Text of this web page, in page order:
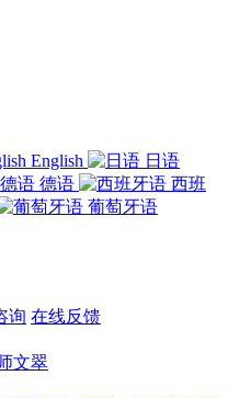
English
日语
德语
西班
葡萄牙语
询 在线反馈
文翠